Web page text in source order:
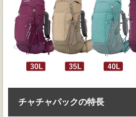
チャチャパックの特長